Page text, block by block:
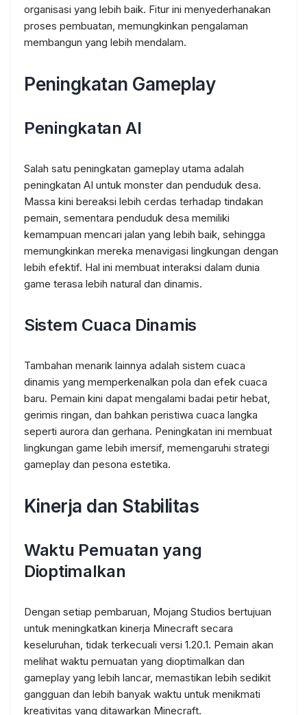
organisasi yang lebih baik. Fitur ini menyederhanakan
proses pembuatan, memungkinkan pengalaman
membangun yang lebih mendalam.
Peningkatan Gameplay
Peningkatan AI
Salah satu peningkatan gameplay utama adalah
peningkatan AI untuk monster dan penduduk desa.
Massa kini bereaksi lebih cerdas terhadap tindakan
pemain, sementara penduduk desa memiliki
kemampuan mencari jalan yang lebih baik, sehingga
memungkinkan mereka menavigasi lingkungan dengan
lebih efektif. Hal ini membuat interaksi dalam dunia
game terasa lebih natural dan dinamis.
Sistem Cuaca Dinamis
Tambahan menarik lainnya adalah sistem cuaca
dinamis yang memperkenalkan pola dan efek cuaca
baru. Pemain kini dapat mengalami badai petir hebat,
gerimis ringan, dan bahkan peristiwa cuaca langka
seperti aurora dan gerhana. Peningkatan ini membuat
lingkungan game lebih imersif, memengaruhi strategi
gameplay dan pesona estetika.
Kinerja dan Stabilitas
Waktu Pemuatan yang
Dioptimalkan
Dengan setiap pembaruan, Mojang Studios bertujuan
untuk meningkatkan kinerja Minecraft secara
keseluruhan, tidak terkecuali versi 1.20.1. Pemain akan
melihat waktu pemuatan yang dioptimalkan dan
gameplay yang lebih lancar, memastikan lebih sedikit
gangguan dan lebih banyak waktu untuk menikmati
kreativitas yang ditawarkan Minecraft.